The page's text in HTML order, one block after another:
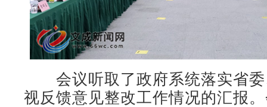
会议听取了政府系统落实省委
视反馈意见整改工作情况的汇报